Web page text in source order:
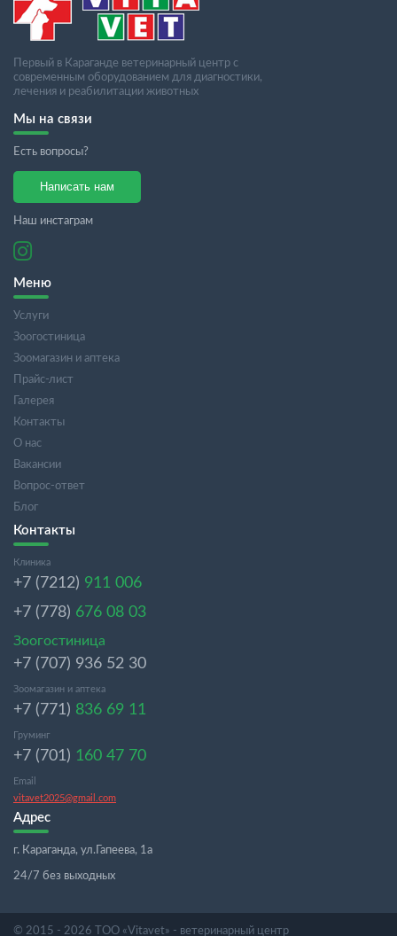
Первый в Караганде ветеринарный центр с
современным оборудованием для диагностики,
лечения и реабилитации животных
Мы на связи
Есть вопросы?
Написать нам
Наш инстаграм
Меню
Услуги
Зоогостиница
Зоомагазин и аптека
Прайс-лист
Галерея
Контакты
О нас
Вакансии
Вопрос-ответ
Блог
Контакты
Клиника
+7 (7212) 911 006
+7 (778) 676 08 03
Зоогостиница
+7 (707) 936 52 30
Зоомагазин и аптека
+7 (771) 836 69 11
Груминг
+7 (701) 160 47 70
Email
vitavet2025@gmail.com
Адрес
г. Караганда, ул.Гапеева, 1а
24/7 без выходных
© 2015 - 2026 ТОО «Vitavet» - ветеринарный центр